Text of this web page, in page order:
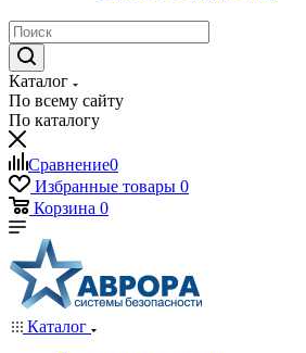
Каталог
По всему сайту
По каталогу
Сравнение0
Избранные товары 0
Корзина 0
Каталог